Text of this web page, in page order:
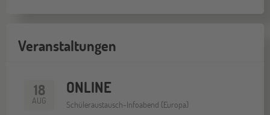
Veranstaltungen
18
AUG
ONLINE
Schüleraustausch-Infoabend (Europa)